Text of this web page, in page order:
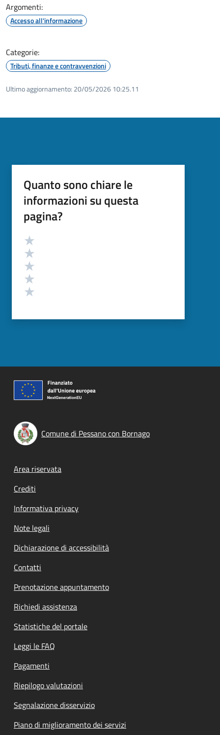
Argomenti:
Accesso all'informazione
Categorie:
Tributi, finanze e contravvenzioni
Ultimo aggiornamento: 20/05/2026 10:25.11
Quanto sono chiare le
informazioni su questa
pagina?
Valutazione
Comune di Pessano con Bornago
Footer menu
Area riservata
Crediti
Informativa privacy
Note legali
Dichiarazione di accessibilità
Contatti
Prenotazione appuntamento
Richiedi assistenza
Statistiche del portale
Leggi le FAQ
Pagamenti
Riepilogo valutazioni
Segnalazione disservizio
Piano di miglioramento dei servizi